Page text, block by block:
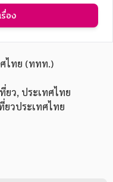
อง
ไทย (ททท.)
ยว, ประเทศไทย
ยวประเทศไทย